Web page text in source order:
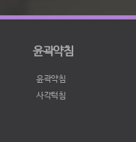
윤곽약침
윤곽약침
사각턱침